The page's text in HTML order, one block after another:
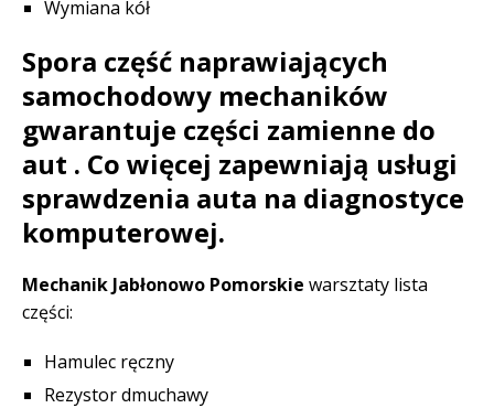
Wymiana kół
Spora część naprawiających
samochodowy mechaników
gwarantuje części zamienne do
aut . Co więcej zapewniają usługi
sprawdzenia auta na diagnostyce
komputerowej.
Mechanik Jabłonowo Pomorskie warsztaty lista
części:
Hamulec ręczny
Rezystor dmuchawy